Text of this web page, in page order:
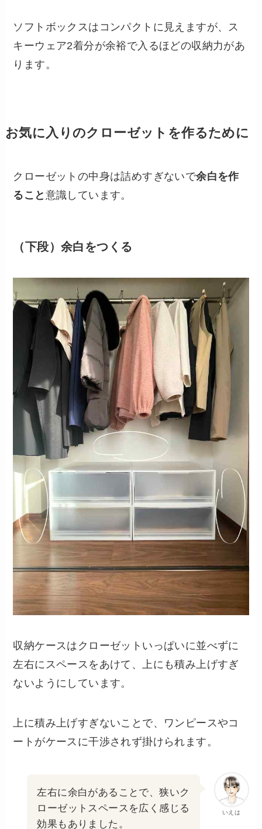
ソフトボックスはコンパクトに見えますが、ス
キーウェア2着分が余裕で入るほどの収納力があ
ります。
お気に入りのクローゼットを作るために
クローゼットの中身は詰めすぎないで余白を作
ること 意識しています。
（下段）余白をつくる
収納ケースはクローゼットいっぱいに並べずに
左右にスペースをあけて、上にも積み上げすぎ
ないようにしています。
上に積み上げすぎないことで、ワンピースやコ
ートがケースに干渉されず掛けられます。
いえは
左右に余白があることで、狭いク
ローゼットスペースを広く感じる
効果もありました。